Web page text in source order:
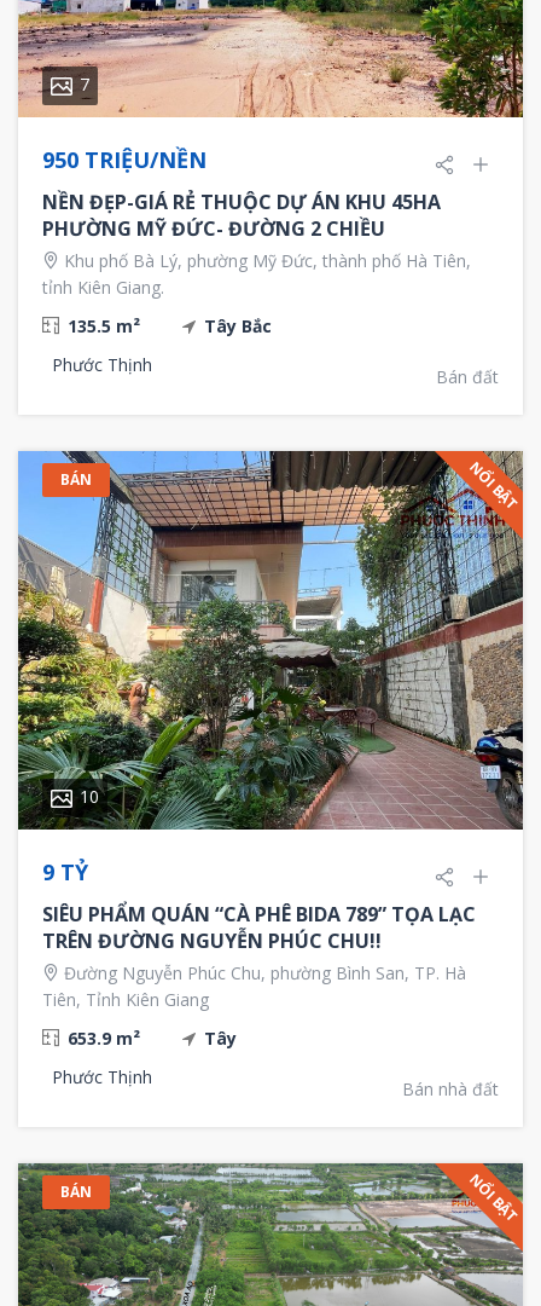
7
950 TRIỆU/NỀN
NỀN ĐẸP-GIÁ RẺ THUỘC DỰ ÁN KHU 45HA
PHƯỜNG MỸ ĐỨC- ĐƯỜNG 2 CHIỀU
Khu phố Bà Lý, phường Mỹ Đức, thành phố Hà Tiên,
tỉnh Kiên Giang.
135.5 m²
Tây Bắc
Phước Thịnh
Bán đất
BÁN NỔI BẬT
10
9 TỶ
SIÊU PHẨM QUÁN “CÀ PHÊ BIDA 789” TỌA LẠC
TRÊN ĐƯỜNG NGUYỄN PHÚC CHU!!
Đường Nguyễn Phúc Chu, phường Bình San, TP. Hà
Tiên, Tỉnh Kiên Giang
653.9 m²
Tây
Phước Thịnh
Bán nhà đất
BÁN NỔI BẬT